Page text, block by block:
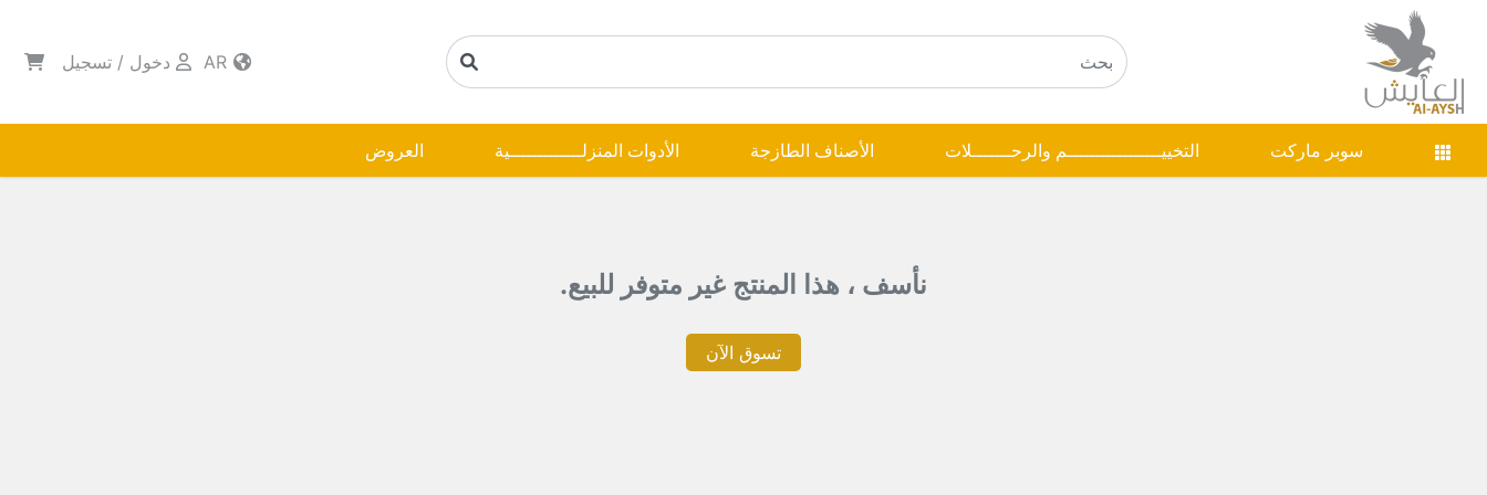
دخول / تسجيل
سوبر ماركت التخييـــــــــــــــــم والرحـــــــلات الأصناف الطازجة الأدوات المنزلـــــــــــــية العروض
نأسف ، هذا المنتج غير متوفر للبيع.
تسوق الآن